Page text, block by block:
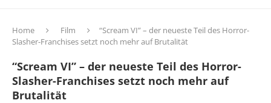
Home Film
“Scream VI” – der neueste Teil des Horror-
Slasher-Franchises setzt noch mehr auf Brutalität
“Scream VI” – der neueste Teil des Horror-
Slasher-Franchises setzt noch mehr auf
Brutalität